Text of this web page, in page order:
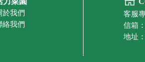
客服
信箱
地址
於我們
絡我們